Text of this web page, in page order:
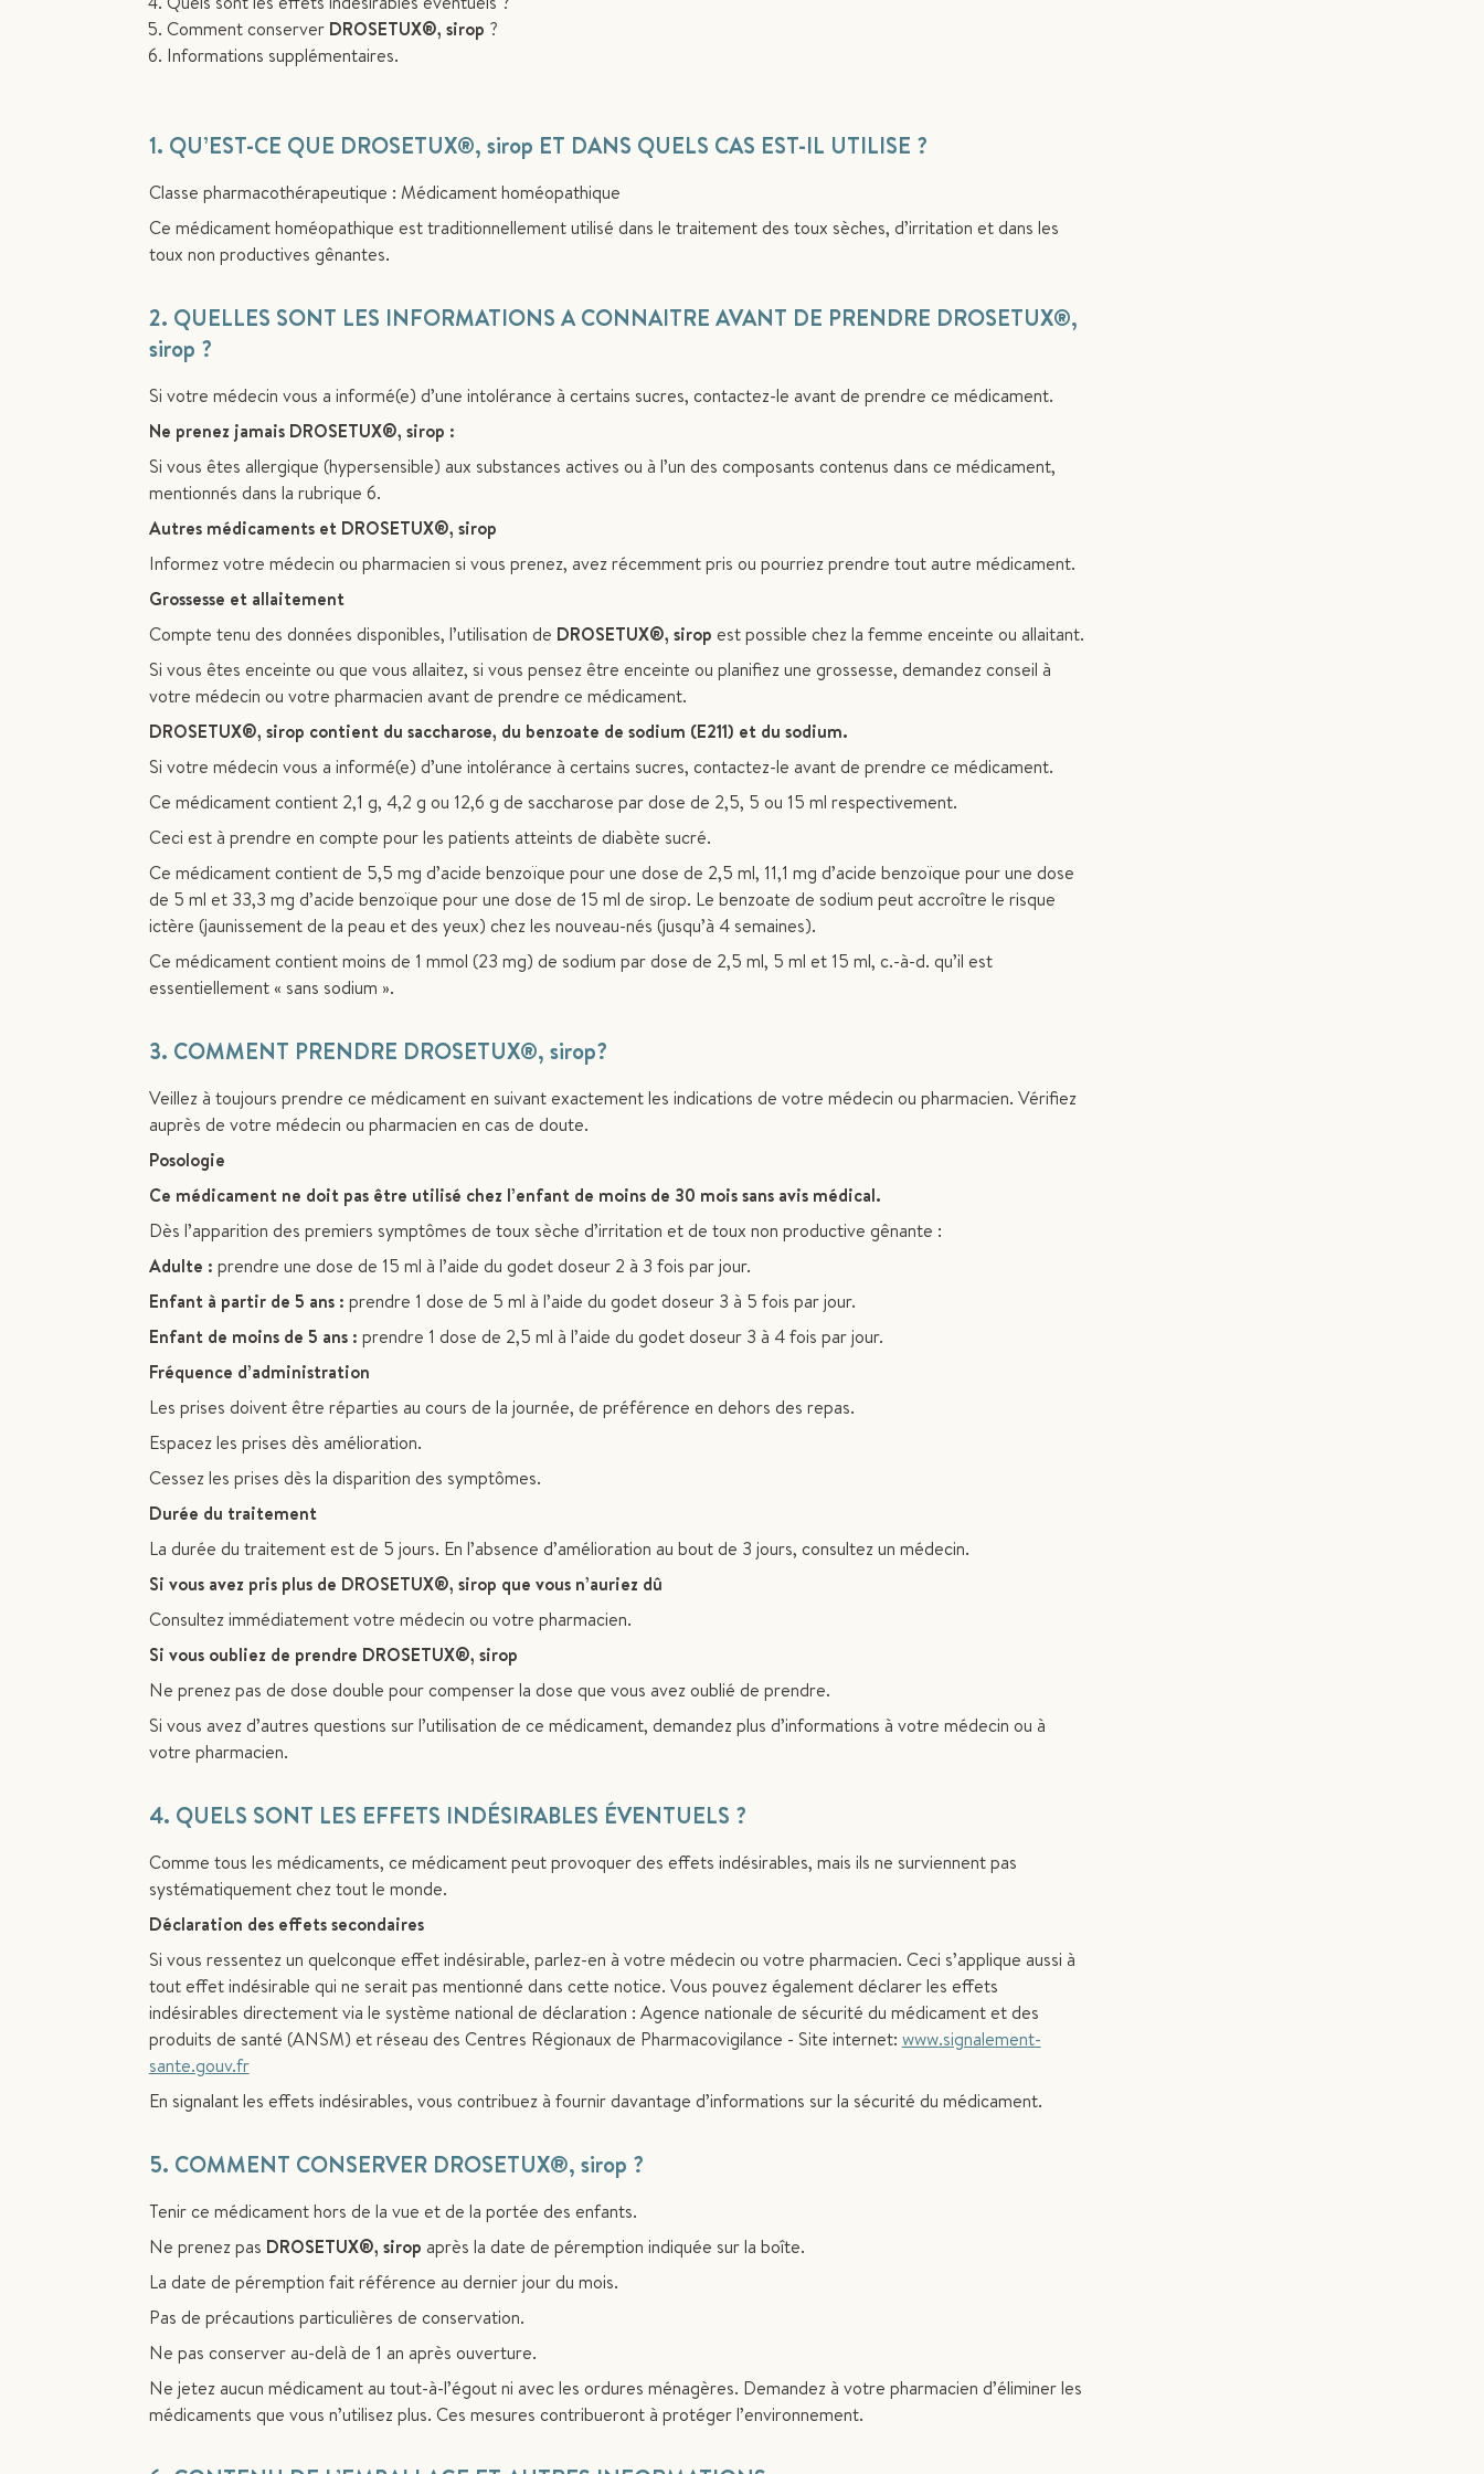
Comment conserver DROSETUX®, sirop ?
Informations supplémentaires.
1. QU’EST-CE QUE DROSETUX®, sirop ET DANS QUELS CAS EST-IL UTILISE ?
Classe pharmacothérapeutique : Médicament homéopathique
Ce médicament homéopathique est traditionnellement utilisé dans le traitement des toux sèches, d’irritation et dans les
toux non productives gênantes.
2. QUELLES SONT LES INFORMATIONS A CONNAITRE AVANT DE PRENDRE DROSETUX®,
sirop ?
Si votre médecin vous a informé(e) d’une intolérance à certains sucres, contactez-le avant de prendre ce médicament.
Ne prenez jamais DROSETUX®, sirop :
Si vous êtes allergique (hypersensible) aux substances actives ou à l’un des composants contenus dans ce médicament,
mentionnés dans la rubrique 6.
Autres médicaments et DROSETUX®, sirop
Informez votre médecin ou pharmacien si vous prenez, avez récemment pris ou pourriez prendre tout autre médicament.
Grossesse et allaitement
Compte tenu des données disponibles, l’utilisation de DROSETUX®, sirop est possible chez la femme enceinte ou allaitant.
Si vous êtes enceinte ou que vous allaitez, si vous pensez être enceinte ou planifiez une grossesse, demandez conseil à
votre médecin ou votre pharmacien avant de prendre ce médicament.
DROSETUX®, sirop contient du saccharose, du benzoate de sodium (E211) et du sodium.
Si votre médecin vous a informé(e) d’une intolérance à certains sucres, contactez-le avant de prendre ce médicament.
Ce médicament contient 2,1 g, 4,2 g ou 12,6 g de saccharose par dose de 2,5, 5 ou 15 ml respectivement.
Ceci est à prendre en compte pour les patients atteints de diabète sucré.
Ce médicament contient de 5,5 mg d’acide benzoïque pour une dose de 2,5 ml, 11,1 mg d’acide benzoïque pour une dose
de 5 ml et 33,3 mg d’acide benzoïque pour une dose de 15 ml de sirop. Le benzoate de sodium peut accroître le risque
ictère (jaunissement de la peau et des yeux) chez les nouveau-nés (jusqu’à 4 semaines).
Ce médicament contient moins de 1 mmol (23 mg) de sodium par dose de 2,5 ml, 5 ml et 15 ml, c.-à-d. qu’il est
essentiellement « sans sodium ».
3. COMMENT PRENDRE DROSETUX®, sirop?
Veillez à toujours prendre ce médicament en suivant exactement les indications de votre médecin ou pharmacien. Vérifiez
auprès de votre médecin ou pharmacien en cas de doute.
Posologie
Ce médicament ne doit pas être utilisé chez l’enfant de moins de 30 mois sans avis médical.
Dès l’apparition des premiers symptômes de toux sèche d’irritation et de toux non productive gênante :
Adulte : prendre une dose de 15 ml à l’aide du godet doseur 2 à 3 fois par jour.
Enfant à partir de 5 ans : prendre 1 dose de 5 ml à l’aide du godet doseur 3 à 5 fois par jour.
Enfant de moins de 5 ans : prendre 1 dose de 2,5 ml à l’aide du godet doseur 3 à 4 fois par jour.
Fréquence d’administration
Les prises doivent être réparties au cours de la journée, de préférence en dehors des repas.
Espacez les prises dès amélioration.
Cessez les prises dès la disparition des symptômes.
Durée du traitement
La durée du traitement est de 5 jours. En l’absence d’amélioration au bout de 3 jours, consultez un médecin.
Si vous avez pris plus de DROSETUX®, sirop que vous n’auriez dû
Consultez immédiatement votre médecin ou votre pharmacien.
Si vous oubliez de prendre DROSETUX®, sirop
Ne prenez pas de dose double pour compenser la dose que vous avez oublié de prendre.
Si vous avez d’autres questions sur l’utilisation de ce médicament, demandez plus d’informations à votre médecin ou à
votre pharmacien.
4. QUELS SONT LES EFFETS INDÉSIRABLES ÉVENTUELS ?
Comme tous les médicaments, ce médicament peut provoquer des effets indésirables, mais ils ne surviennent pas
systématiquement chez tout le monde.
Déclaration des effets secondaires
Si vous ressentez un quelconque effet indésirable, parlez-en à votre médecin ou votre pharmacien. Ceci s’applique aussi à
tout effet indésirable qui ne serait pas mentionné dans cette notice. Vous pouvez également déclarer les effets
indésirables directement via le système national de déclaration : Agence nationale de sécurité du médicament et des
produits de santé (ANSM) et réseau des Centres Régionaux de Pharmacovigilance - Site internet: www.signalement-
sante.gouv.fr
En signalant les effets indésirables, vous contribuez à fournir davantage d’informations sur la sécurité du médicament.
5. COMMENT CONSERVER DROSETUX®, sirop ?
Tenir ce médicament hors de la vue et de la portée des enfants.
Ne prenez pas DROSETUX®, sirop après la date de péremption indiquée sur la boîte.
La date de péremption fait référence au dernier jour du mois.
Pas de précautions particulières de conservation.
Ne pas conserver au-delà de 1 an après ouverture.
Ne jetez aucun médicament au tout-à-l’égout ni avec les ordures ménagères. Demandez à votre pharmacien d’éliminer les
médicaments que vous n’utilisez plus. Ces mesures contribueront à protéger l’environnement.